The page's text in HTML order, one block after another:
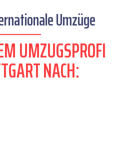
Umzüge
UMZUGSPROFI
NACH: